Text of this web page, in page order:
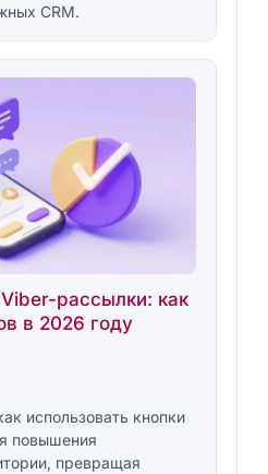
CRM.
рассылки: как
в 2026 году
использовать кнопки
повышения
превращая